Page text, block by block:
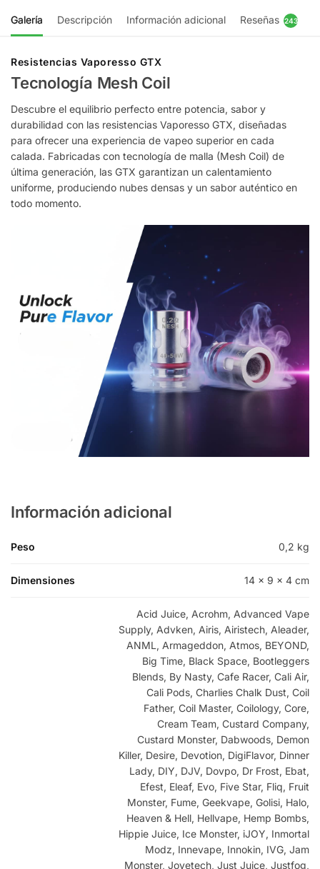
Galería Descripción Información adicional Reseñas 243
Resistencias Vaporesso GTX
Tecnología Mesh Coil
Descubre el equilibrio perfecto entre potencia, sabor y
durabilidad con las resistencias Vaporesso GTX, diseñadas
para ofrecer una experiencia de vapeo superior en cada
calada. Fabricadas con tecnología de malla (Mesh Coil) de
última generación, las GTX garantizan un calentamiento
uniforme, produciendo nubes densas y un sabor auténtico en
todo momento.
Información adicional
Peso 0,2 kg
Dimensiones 14 × 9 × 4 cm
Acid Juice, Acrohm, Advanced Vape
Supply, Advken, Airis, Airistech, Aleader,
ANML, Armageddon, Atmos, BEYOND,
Big Time, Black Space, Bootleggers
Blends, By Nasty, Cafe Racer, Cali Air,
Cali Pods, Charlies Chalk Dust, Coil
Father, Coil Master, Coilology, Core,
Cream Team, Custard Company,
Custard Monster, Dabwoods, Demon
Killer, Desire, Devotion, DigiFlavor, Dinner
Lady, DIY, DJV, Dovpo, Dr Frost, Ebat,
Efest, Eleaf, Evo, Five Star, Fliq, Fruit
Monster, Fume, Geekvape, Golisi, Halo,
Heaven & Hell, Hellvape, Hemp Bombs,
Hippie Juice, Ice Monster, iJOY, Inmortal
Modz, Innevape, Innokin, IVG, Jam
Monster, Joyetech, Just Juice, Justfog,